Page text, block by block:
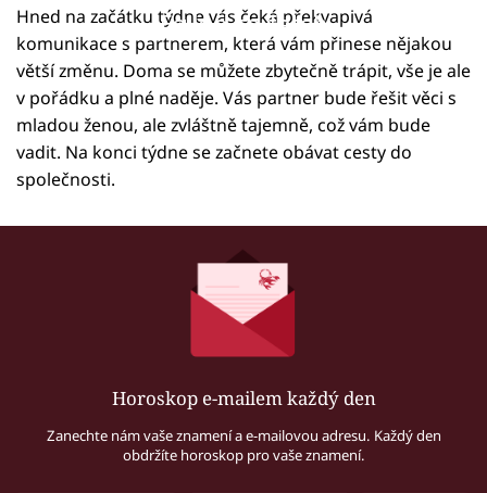
Failed to fetch
Hned na začátku týdne vás čeká překvapivá
komunikace s partnerem, která vám přinese nějakou
větší změnu. Doma se můžete zbytečně trápit, vše je ale
v pořádku a plné naděje. Vás partner bude řešit věci s
mladou ženou, ale zvláštně tajemně, což vám bude
vadit. Na konci týdne se začnete obávat cesty do
společnosti.
Horoskop e-mailem každý den
Zanechte nám vaše znamení a e-mailovou adresu. Každý den
obdržíte horoskop pro vaše znamení.